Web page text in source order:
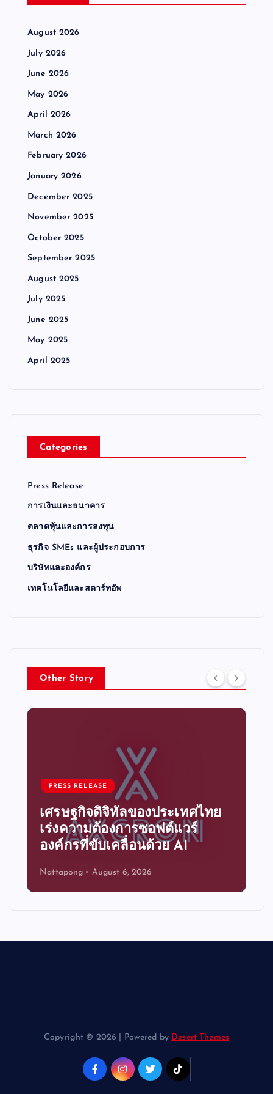
August 2026
July 2026
June 2026
May 2026
April 2026
March 2026
February 2026
January 2026
December 2025
November 2025
October 2025
September 2025
August 2025
July 2025
June 2025
May 2025
April 2025
Categories
Press Release
การเงินและธนาคาร
ตลาดหุ้นและการลงทุน
ธุรกิจ SMEs และผู้ประกอบการ
บริษัทและองค์กร
เทคโนโลยีและสตาร์ทอัพ
Other Story
PRESS RELEASE
เศรษฐกิจดิจิทัลของประเทศไทย
เร่งความต้องการซอฟต์แวร์
องค์กรที่ขับเคลื่อนด้วย AI
Nattapong August 6, 2026
Copyright © 2026 | Powered by Desert Themes